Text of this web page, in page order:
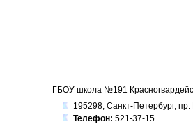
ГБОУ школа №191
195298, Санкт-Петербург,
Телефон: 521-37-15